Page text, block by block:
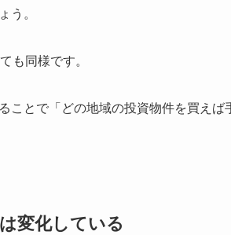
う。
も同様です。
ことで「どの地域の投資物件を買えば
変化している